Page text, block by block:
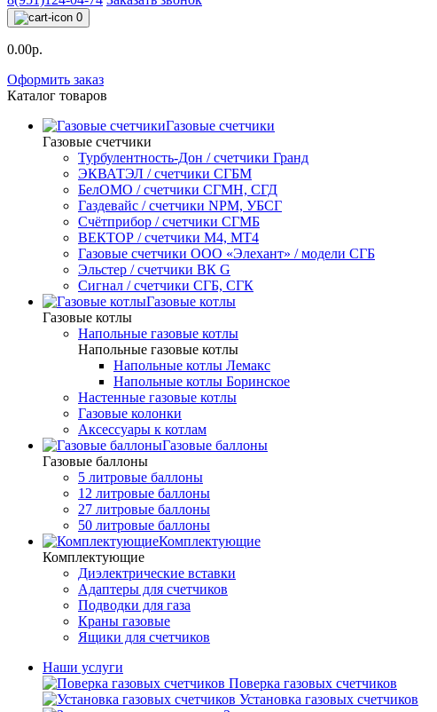
0
0.00р.
Оформить заказ
Каталог товаров
Газовые счетчики
Газовые счетчики
Турбулентность-Дон / счетчики Гранд
ЭКВАТЭЛ / счетчики СГБМ
БелОМО / счетчики СГМН, СГД
Газдевайс / счетчики NPM, УБСГ
Счётприбор / счетчики СГМБ
ВЕКТОР / счетчики M4, MT4
Газовые счетчики ООО «Элехант» / модели СГБ
Эльстер / счетчики ВК G
Сигнал / счетчики СГБ, СГК
Газовые котлы
Газовые котлы
Напольные газовые котлы
Напольные газовые котлы
Напольные котлы Лемакс
Напольные котлы Боринское
Настенные газовые котлы
Газовые колонки
Аксессуары к котлам
Газовые баллоны
Газовые баллоны
5 литровые баллоны
12 литровые баллоны
27 литровые баллоны
50 литровые баллоны
Комплектующие
Комплектующие
Диэлектрические вставки
Адаптеры для счетчиков
Подводки для газа
Краны газовые
Ящики для счетчиков
Наши услуги
Поверка газовых счетчиков
Установка газовых счетчиков